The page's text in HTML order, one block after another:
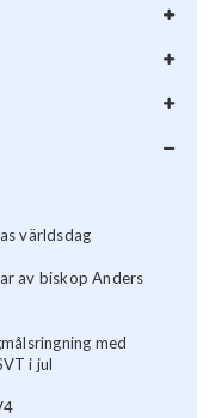
världsdag
av biskop Anders
med
i jul